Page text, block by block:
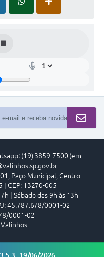
(19) 3859-7500 (em
Paço Municipal, Centro -
| CEP: 13270-005
| Sábado das 9h às 13h
45.787.678/0001-02
0001-02
3.5.3 - 19/06/2026